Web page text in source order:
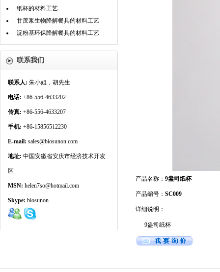
纸杯的材料工艺
甘蔗浆生物降解餐具的材料工艺
淀粉基环保降解餐具的材料工艺
联系我们
联系人: 朱小姐，胡先生
电话: +86-556-4633202
传真: +86-556-4633207
手机: +86-15856512230
E-mail: sales@biosunon.com
地址: 中国安徽省安庆市经济技术开发
区
MSN: helen7so@hotmail.com
Skype: biosunon
产品名称：9盎司纸杯
产品编号：SC009
详细说明：
9盎司纸杯